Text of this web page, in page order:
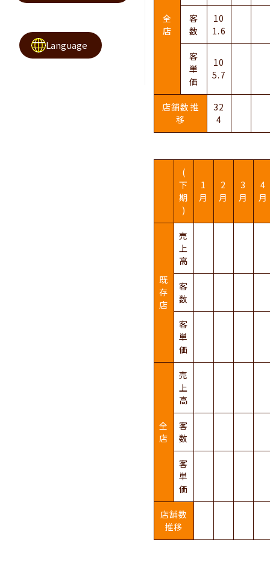
Language
全
店
客
数
10
1.6
客
単
価
10
5.7
店舗数推
移
32
4
(
下
期
)
1
月
2
月
3
月
4
月
既
存
店
売
上
高
客
数
客
単
価
全
店
売
上
高
客
数
客
単
価
店舗数
推移